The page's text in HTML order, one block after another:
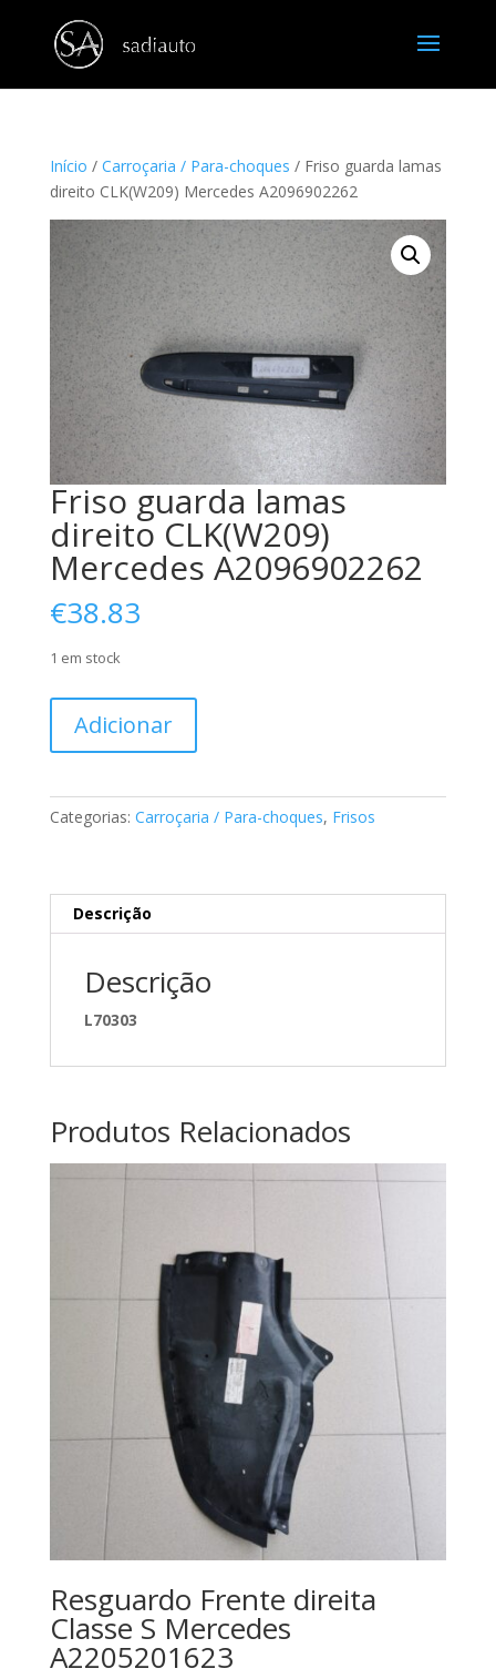
Início / Carroçaria / Para-choques / Friso guarda lamas
direito CLK(W209) Mercedes A2096902262
Friso guarda lamas
direito CLK(W209)
Mercedes A2096902262
€38.83
1 em stock
Friso
lamas
A2096902262
Adicionar
Categorias: Carroçaria / Para-choques, Frisos
Descrição
Descrição
L70303
Produtos Relacionados
Resguardo Frente direita
Classe S Mercedes
A2205201623